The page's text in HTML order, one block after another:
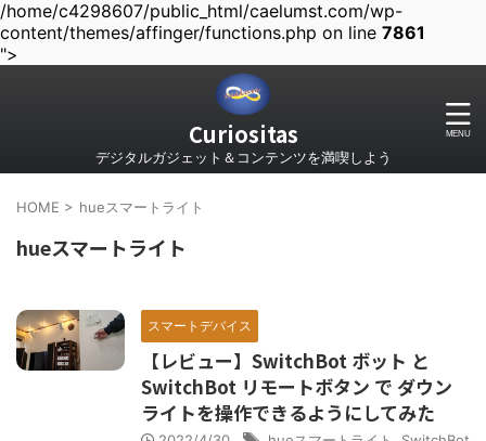
/home/c4298607/public_html/caelumst.com/wp-
content/themes/affinger/functions.php on line 7861
">
Curiositas
デジタルガジェット＆コンテンツを満喫しよう
HOME > hueスマートライト
hueスマートライト
スマートデバイス
【レビュー】SwitchBot ボット と
SwitchBot リモートボタン で ダウン
ライトを操作できるようにしてみた